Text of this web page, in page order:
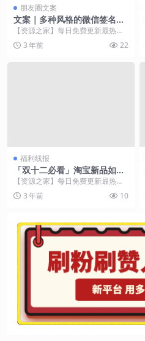
朋友圈文案
文案｜多种风格的微信签名文
案
【资源之家】每日免费更新最热门
的副业项目资源 1.时间和我都在往
前走。 2.孤独...
3 年前 22
福利线报
「双十二必看」淘宝新品如何
快速引爆流量
【资源之家】每日免费更新最热门
的副业项目资源 一、自然搜索流量
的构成 买家搜索关...
3 年前 10